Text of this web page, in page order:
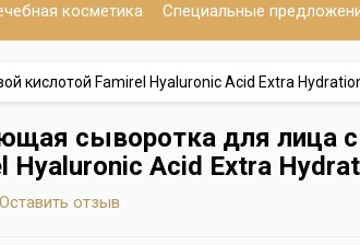
косметика Специальные
кислотой Famirel Hyaluronic Acid Extra
сыворотка для лица с
Hyaluronic Acid Extra
Оставить отзыв